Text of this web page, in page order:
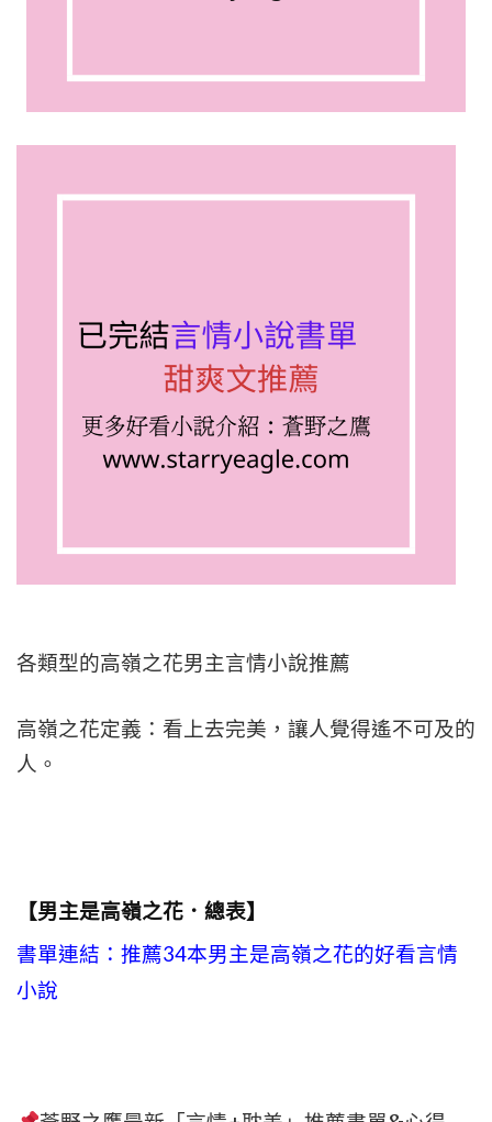
各類型的高嶺之花男主言情小說推薦
高嶺之花定義：看上去完美，讓人覺得遙不可及的
人。
【男主是高嶺之花．總表】
書單連結：推薦34本男主是高嶺之花的好看言情
小說